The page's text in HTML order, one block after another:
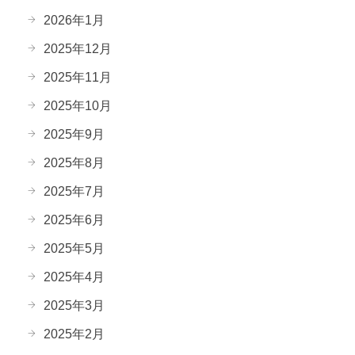
2026年1月
2025年12月
2025年11月
2025年10月
2025年9月
2025年8月
2025年7月
2025年6月
2025年5月
2025年4月
2025年3月
2025年2月